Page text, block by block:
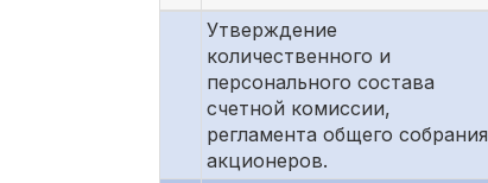
Утверждение
количественного и
персонального состава
счетной комиссии,
регламента общего собрания
акционеров.